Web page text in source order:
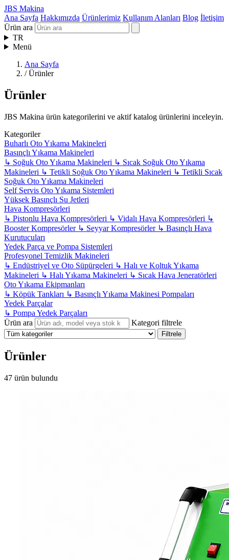
JBS Makina
Ana Sayfa Hakkımızda Ürünlerimiz Kullanım Alanları Blog İletişim
Ürün ara
TR
Menü
Ana Sayfa
/ Ürünler
Ürünler
JBS Makina ürün kategorilerini ve aktif katalog ürünlerini inceleyin.
Kategoriler
Buharlı Oto Yıkama Makineleri
Basınçlı Yıkama Makineleri
↳ Soğuk Oto Yıkama Makineleri ↳ Sıcak Soğuk Oto Yıkama
Makineleri ↳ Tetikli Soğuk Oto Yıkama Makineleri ↳ Tetikli Sıcak
Soğuk Oto Yıkama Makineleri
Self Servis Oto Yıkama Sistemleri
Yüksek Basınçlı Su Jetleri
Hava Kompresörleri
↳ Pistonlu Hava Kompresörleri ↳ Vidalı Hava Kompresörleri ↳
Booster Kompresörler ↳ Seyyar Kompresörler ↳ Basınçlı Hava
Kurutucuları
Yedek Parça ve Pompa Sistemleri
Profesyonel Temizlik Makineleri
↳ Endüstriyel ve Oto Süpürgeleri ↳ Halı ve Koltuk Yıkama
Makineleri ↳ Halı Yıkama Makineleri ↳ Sıcak Hava Jeneratörleri
Oto Yıkama Ekipmanları
↳ Köpük Tankları ↳ Basınçlı Yıkama Makinesi Pompaları
Yedek Parçalar
↳ Pompa Yedek Parçaları
Ürün ara
Kategori filtrele
Filtrele
Ürünler
47 ürün bulundu